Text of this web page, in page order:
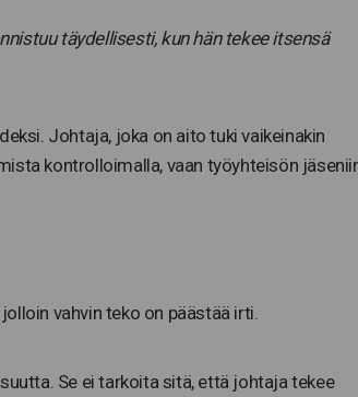
täydellisesti, kun hän tekee itsensä
Johtaja, joka on aito tuki vaikeinakin
kontrolloimalla, vaan työyhteisön
vahvin teko on päästää irti.
Se ei tarkoita sitä, että johtaja tekee